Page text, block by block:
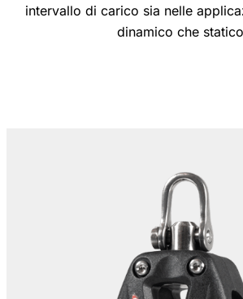
intervallo di carico sia nelle
dinamico che